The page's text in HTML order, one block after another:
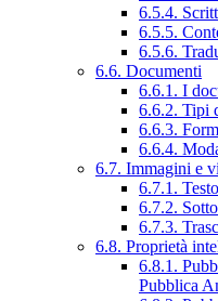
6.5.4.
6.5.5.
6.5.6.
6.6. Documenti
6.6.1. I
6.6.2. Tipi
6.6.3.
6.6.4.
6.7. Immagini e
6.7.1.
6.7.2.
6.7.3.
6.8. Proprietà
6.8.1.
Pubblica